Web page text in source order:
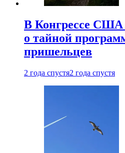
В Конгрессе США
о тайной
пришельцев
2 года спустя2 года спустя